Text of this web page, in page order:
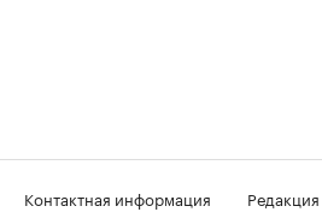
Контактная информация
Редакция